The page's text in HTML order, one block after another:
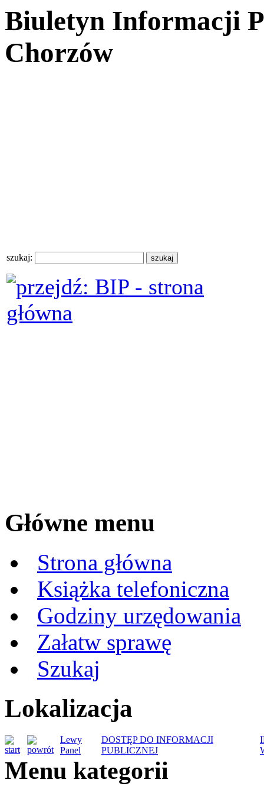
Biuletyn Informacji
Chorzów
szukaj:
Główne menu
Strona główna
Książka telefoniczna
Godziny urzędowania
Załatw sprawę
Szukaj
Lokalizacja
Lewy
Panel
DOSTĘP DO INFORMACJI
PUBLICZNEJ
Menu kategorii